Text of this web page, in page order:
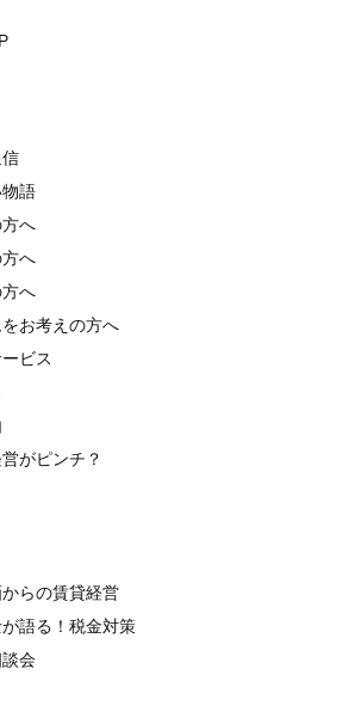
語
へ
へ
へ
お考えの方へ
ビス
がピンチ？
らの賃貸経営
語る！税金対策
会